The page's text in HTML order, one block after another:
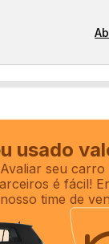
usado
Avaliar seu
é fácil!
nosso time de